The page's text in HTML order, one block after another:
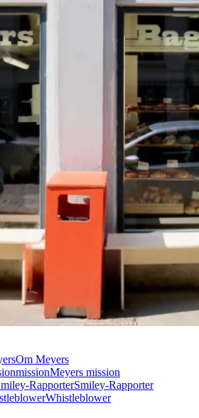
Om Meyers
missionMeyers mission
RapporterSmiley-Rapporter
Whistleblower